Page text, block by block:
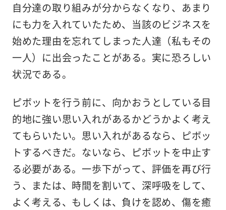
自分達の取り組みが分からなくなり、あまり
にも力を入れていたため、当該のビジネスを
始めた理由を忘れてしまった人達（私もその
一人）に出会ったことがある。実に恐ろしい
状況である。
ピボットを行う前に、向かおうとしている目
的地に強い思い入れがあるかどうかよく考え
てもらいたい。思い入れがあるなら、ピボッ
トするべきだ。ないなら、ピボットを中止す
る必要がある。一歩下がって、評価を再び行
う、または、時間を割いて、深呼吸をして、
よく考える、もしくは、負けを認め、傷を癒